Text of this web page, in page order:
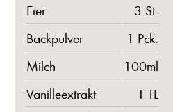
Eier
3 St.
Backpulver
1 Pck.
Milch
100ml
Vanilleextrakt
1 TL